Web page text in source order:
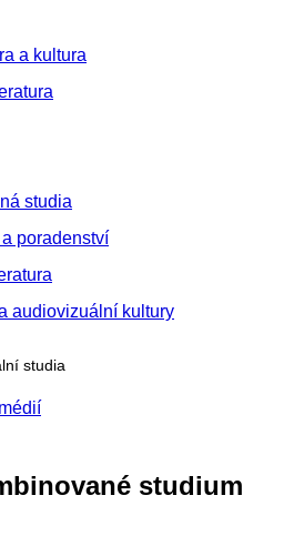
a kultura
studia
poradenství
audiovizuální kultury
studia
studium